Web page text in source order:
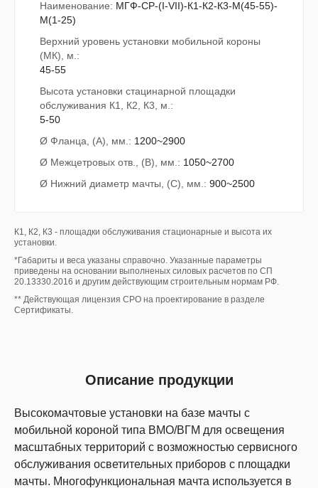
Наименование: МГФ-СР-(I-VII)-К1-К2-К3-М(45-55)-
М(1-25)
Верхний уровень установки мобильной короны
(МК), м.:
45-55
Высота установки стацинарной площадки
обслуживания К1, К2, К3, м.:
5-50
Ø Фланца, (А), мм.: 1200~2900
Ø Межцетровых отв., (В), мм.: 1050~2700
Ø Нижний диаметр мачты, (С), мм.: 900~2500
К1, К2, К3 - площадки обслуживания стационарные и высота их
установки.
*Габариты и веса указаны справочно. Указанные параметры
приведены на основании выполненых силовых расчетов по СП
20.13330.2016 и другим действующим строительным нормам РФ.
** Действующая лицензия СРО на проектирование в разделе
Сертификаты.
Описание продукции
Высокомачтовые установки на базе мачты с
мобильной короной типа ВМО/ВГМ для освещения
масштабных территорий с возможностью сервисного
обслуживания осветительных приборов c площадки
мачты. Многофункциональная мачта используется в